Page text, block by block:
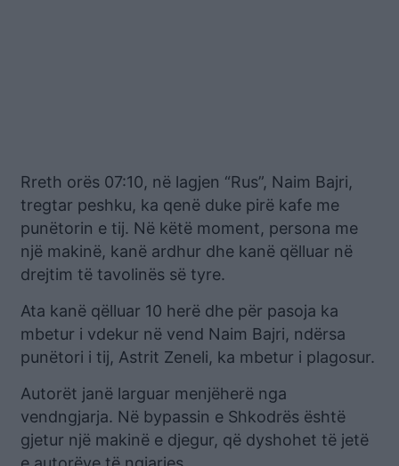
Rreth orës 07:10, në lagjen “Rus”, Naim Bajri,
tregtar peshku, ka qenë duke pirë kafe me
punëtorin e tij. Në këtë moment, persona me
një makinë, kanë ardhur dhe kanë qëlluar në
drejtim të tavolinës së tyre.
Ata kanë qëlluar 10 herë dhe për pasoja ka
mbetur i vdekur në vend Naim Bajri, ndërsa
punëtori i tij, Astrit Zeneli, ka mbetur i plagosur.
Autorët janë larguar menjëherë nga
vendngjarja. Në bypassin e Shkodrës është
gjetur një makinë e djegur, që dyshohet të jetë